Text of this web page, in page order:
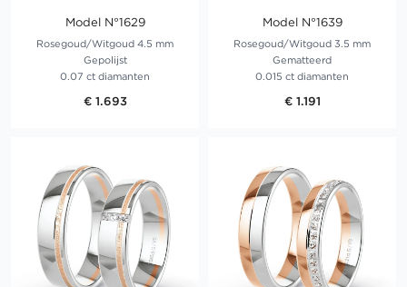
Model N°1629
Rosegoud/Witgoud 4.5 mm
Gepolijst
0.07 ct diamanten
€ 1.693
Model N°1639
Rosegoud/Witgoud 3.5 mm
Gematteerd
0.015 ct diamanten
€ 1.191